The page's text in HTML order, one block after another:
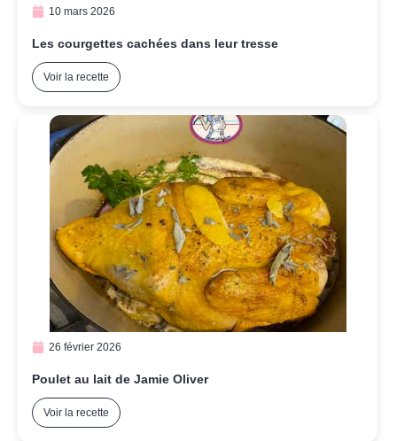
10 mars 2026
Les courgettes cachées dans leur tresse
Voir la recette
26 février 2026
Poulet au lait de Jamie Oliver
Voir la recette